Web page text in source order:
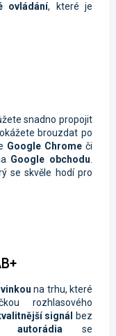
ovládání, které je
snadno propojit
brouzdat po
Google Chromeči
Google obchodu
se skvěle hodí pro
na trhu, které
rozhlasového
signál
bez
autorádiase